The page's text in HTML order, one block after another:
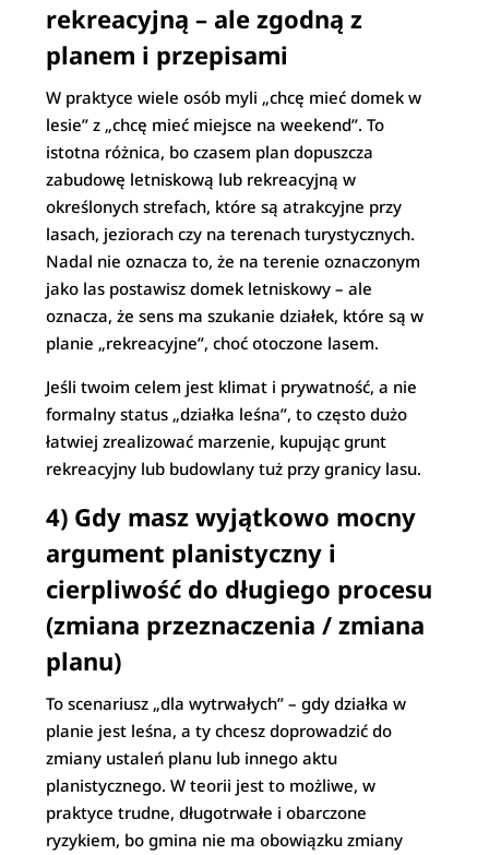
rekreacyjną – ale zgodną z
planem i przepisami
W praktyce wiele osób myli „chcę mieć domek w
lesie” z „chcę mieć miejsce na weekend”. To
istotna różnica, bo czasem plan dopuszcza
zabudowę letniskową lub rekreacyjną w
określonych strefach, które są atrakcyjne przy
lasach, jeziorach czy na terenach turystycznych.
Nadal nie oznacza to, że na terenie oznaczonym
jako las postawisz domek letniskowy – ale
oznacza, że sens ma szukanie działek, które są w
planie „rekreacyjne”, choć otoczone lasem.
Jeśli twoim celem jest klimat i prywatność, a nie
formalny status „działka leśna”, to często dużo
łatwiej zrealizować marzenie, kupując grunt
rekreacyjny lub budowlany tuż przy granicy lasu.
4) Gdy masz wyjątkowo mocny
argument planistyczny i
cierpliwość do długiego procesu
(zmiana przeznaczenia / zmiana
planu)
To scenariusz „dla wytrwałych” – gdy działka w
planie jest leśna, a ty chcesz doprowadzić do
zmiany ustaleń planu lub innego aktu
planistycznego. W teorii jest to możliwe, w
praktyce trudne, długotrwałe i obarczone
ryzykiem, bo gmina nie ma obowiązku zmiany